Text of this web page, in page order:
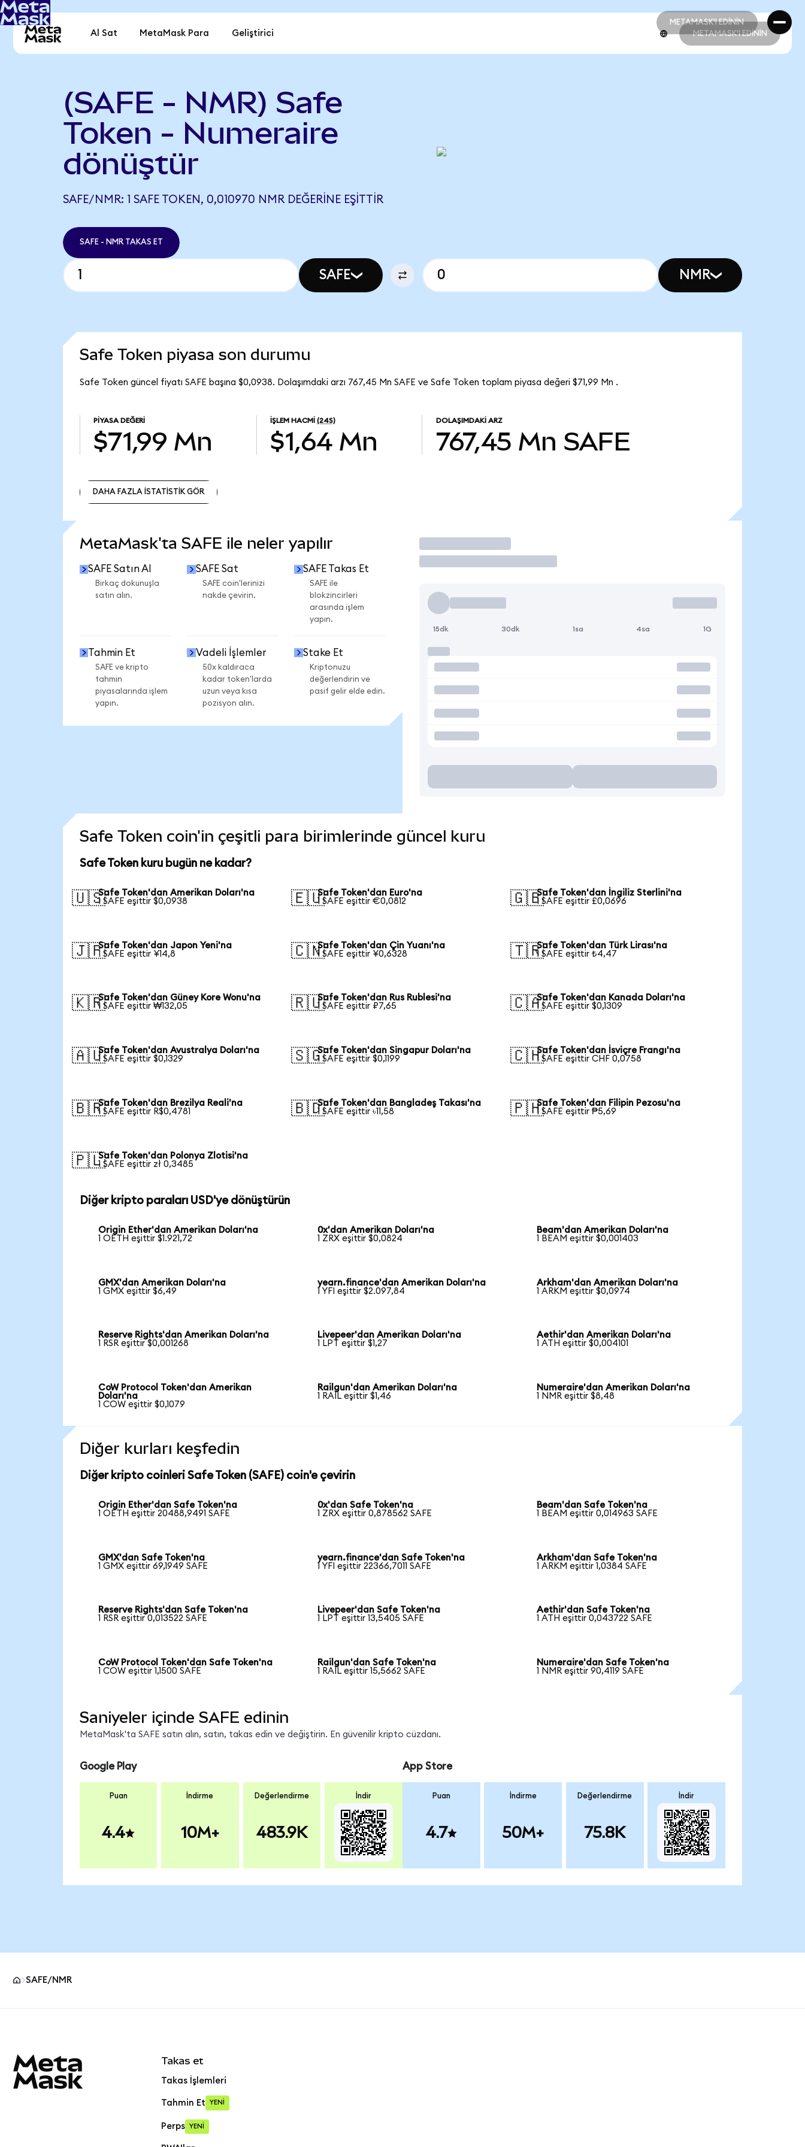
METAMASK'I EDİNİN
METAMASK'I EDİNİN
Al Sat MetaMask Para Geliştirici METAMASK'I EDİNİN
(SAFE - NMR) Safe
Token - Numeraire
dönüştür
SAFE/NMR: 1 SAFE TOKEN, 0,010970 NMR DEĞERINE EŞITTIR
SAFE - NMR TAKAS ET
SAFE NMR
Safe Token piyasa son durumu
Safe Token güncel fiyatı SAFE başına $0,0938. Dolaşımdaki arzı 767,45 Mn SAFE ve Safe Token toplam piyasa değeri $71,99 Mn .
PIYASA DEĞERI
$71,99 Mn
İŞLEM HACMI (24S)
$1,64 Mn
DOLAŞIMDAKI ARZ
767,45 Mn SAFE
DAHA FAZLA İSTATİSTİK GÖR
MetaMask'ta SAFE ile neler yapılır
SAFE Satın Al
Birkaç dokunuşla
satın alın.
SAFE Sat
SAFE coin'lerinizi
nakde çevirin.
SAFE Takas Et
SAFE ile
blokzincirleri
arasında işlem
yapın.
Tahmin Et
SAFE ve kripto
tahmin
piyasalarında işlem
yapın.
Vadeli İşlemler
50x kaldıraca
kadar token'larda
uzun veya kısa
pozisyon alın.
Stake Et
Kriptonuzu
değerlendirin ve
pasif gelir elde edin.
İşlem Yap
15dk 30dk 1sa 4sa 1G
Safe Token coin'in çeşitli para birimlerinde güncel kuru
Safe Token kuru bugün ne kadar?
🇺🇸Safe Token'dan Amerikan Doları'na
1 SAFE eşittir $0,0938
🇪🇺Safe Token'dan Euro'na
1 SAFE eşittir €0,0812
🇬🇧Safe Token'dan İngiliz Sterlini'na
1 SAFE eşittir £0,0696
🇯🇵Safe Token'dan Japon Yeni'na
1 SAFE eşittir ¥14,8
🇨🇳Safe Token'dan Çin Yuanı'na
1 SAFE eşittir ¥0,6328
🇹🇷Safe Token'dan Türk Lirası'na
1 SAFE eşittir ₺4,47
🇰🇷Safe Token'dan Güney Kore Wonu'na
1 SAFE eşittir ₩132,05
🇷🇺Safe Token'dan Rus Rublesi'na
1 SAFE eşittir ₽7,65
🇨🇦Safe Token'dan Kanada Doları'na
1 SAFE eşittir $0,1309
🇦🇺Safe Token'dan Avustralya Doları'na
1 SAFE eşittir $0,1329
🇸🇬Safe Token'dan Singapur Doları'na
1 SAFE eşittir $0,1199
🇨🇭Safe Token'dan İsviçre Frangı'na
1 SAFE eşittir CHF 0,0758
🇧🇷Safe Token'dan Brezilya Reali'na
1 SAFE eşittir R$0,4781
🇧🇩Safe Token'dan Bangladeş Takası'na
1 SAFE eşittir ৳11,58
🇵🇭Safe Token'dan Filipin Pezosu'na
1 SAFE eşittir ₱5,69
🇵🇱Safe Token'dan Polonya Zlotisi'na
1 SAFE eşittir zł 0,3485
Diğer kripto paraları USD'ye dönüştürün
Origin Ether'dan Amerikan Doları'na
1 OETH eşittir $1.921,72
0x'dan Amerikan Doları'na
1 ZRX eşittir $0,0824
Beam'dan Amerikan Doları'na
1 BEAM eşittir $0,001403
GMX'dan Amerikan Doları'na
1 GMX eşittir $6,49
yearn.finance'dan Amerikan Doları'na
1 YFI eşittir $2.097,84
Arkham'dan Amerikan Doları'na
1 ARKM eşittir $0,0974
Reserve Rights'dan Amerikan Doları'na
1 RSR eşittir $0,001268
Livepeer'dan Amerikan Doları'na
1 LPT eşittir $1,27
Aethir'dan Amerikan Doları'na
1 ATH eşittir $0,004101
CoW Protocol Token'dan Amerikan
Doları'na
1 COW eşittir $0,1079
Railgun'dan Amerikan Doları'na
1 RAIL eşittir $1,46
Numeraire'dan Amerikan Doları'na
1 NMR eşittir $8,48
Diğer kurları keşfedin
Diğer kripto coinleri Safe Token (SAFE) coin'e çevirin
Origin Ether'dan Safe Token'na
1 OETH eşittir 20488,9491 SAFE
0x'dan Safe Token'na
1 ZRX eşittir 0,878562 SAFE
Beam'dan Safe Token'na
1 BEAM eşittir 0,014963 SAFE
GMX'dan Safe Token'na
1 GMX eşittir 69,1949 SAFE
yearn.finance'dan Safe Token'na
1 YFI eşittir 22366,7011 SAFE
Arkham'dan Safe Token'na
1 ARKM eşittir 1,0384 SAFE
Reserve Rights'dan Safe Token'na
1 RSR eşittir 0,013522 SAFE
Livepeer'dan Safe Token'na
1 LPT eşittir 13,5405 SAFE
Aethir'dan Safe Token'na
1 ATH eşittir 0,043722 SAFE
CoW Protocol Token'dan Safe Token'na
1 COW eşittir 1,1500 SAFE
Railgun'dan Safe Token'na
1 RAIL eşittir 15,5662 SAFE
Numeraire'dan Safe Token'na
1 NMR eşittir 90,4119 SAFE
Saniyeler içinde SAFE edinin
MetaMask'ta SAFE satın alın, satın, takas edin ve değiştirin. En güvenilir kripto cüzdanı.
Google Play
Puan
4.4
İndirme
10M+
Değerlendirme
483.9K
İndir
App Store
Puan
4.7
İndirme
50M+
Değerlendirme
75.8K
İndir
SAFE/NMR
Takas et
Takas İşlemleri
Tahmin Et YENİ
Perps YENİ